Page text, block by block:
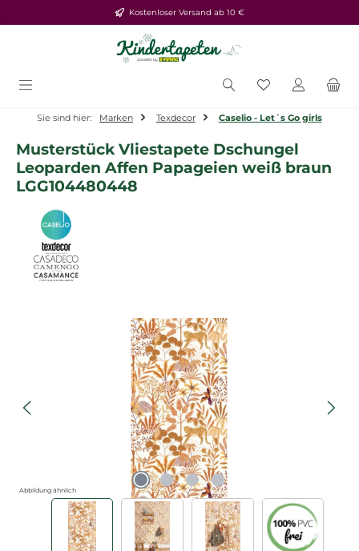
Zum Hauptinhalt springenKostenloser Versand ab 10 €
Du hast 0
Sie sind hier: Marken Texdecor Caselio - Let´s Go girls
Musterstück Vliestapete Dschungel
Leoparden Affen Papageien weiß braun
LGG104480448
Bildergalerie überspringen
Abbildung ähnlich